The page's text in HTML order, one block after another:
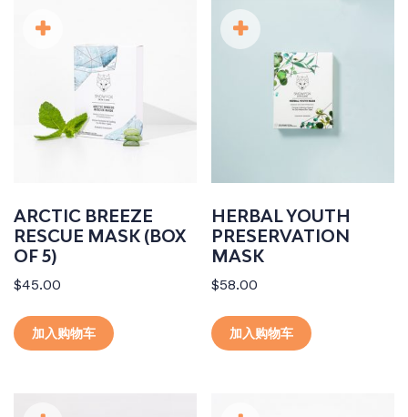
ARCTIC BREEZE
RESCUE MASK (BOX
OF 5)
$45.00
加入购物车
HERBAL YOUTH
PRESERVATION
MASK
$58.00
加入购物车